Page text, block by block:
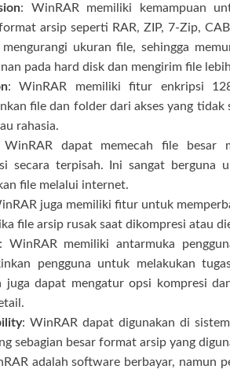
: WinRAR memiliki kemampuan
arsip seperti RAR, ZIP, 7-Zip,
mengurangi ukuran file, sehingga
pada hard disk dan mengirim file
: WinRAR memiliki fitur enkripsi
file dan folder dari akses yang
rahasia.
dapat memecah file besar
secara terpisah. Ini sangat berguna
file melalui internet.
juga memiliki fitur untuk
file arsip rusak saat dikompresi atau
: WinRAR memiliki antarmuka
pengguna untuk melakukan
juga dapat mengatur opsi kompresi
: WinRAR dapat digunakan di
sebagian besar format arsip yang
adalah software berbayar, namun